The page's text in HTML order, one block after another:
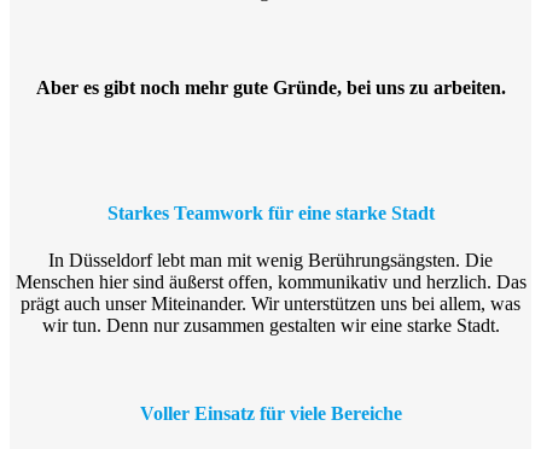
Aber es gibt noch mehr gute Gründe, bei uns zu arbeiten.
Starkes Teamwork für eine starke Stadt
In Düsseldorf lebt man mit wenig Berührungsängsten. Die
Menschen hier sind äußerst offen, kommunikativ und herzlich. Das
prägt auch unser Miteinander. Wir unterstützen uns bei allem, was
wir tun. Denn nur zusammen gestalten wir eine starke Stadt.
Voller Einsatz für viele Bereiche